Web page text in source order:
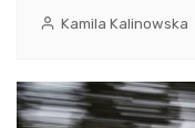
Kamila Kalinowska